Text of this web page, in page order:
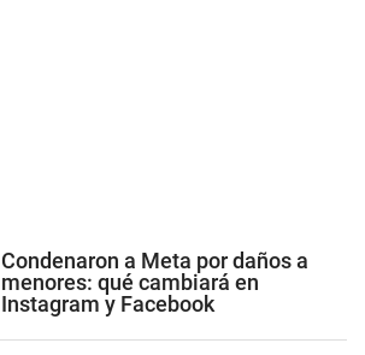
Condenaron a Meta por daños a
menores: qué cambiará en
Instagram y Facebook